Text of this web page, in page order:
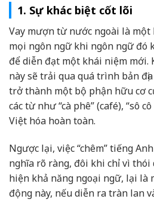
1. Sự khác biệt cốt lõi
Vay mượn từ nước ngoài là
mọi ngôn ngữ khi ngôn ngữ đó
để diễn đạt một khái niệm mới.
này sẽ trải qua quá trình bản
trở thành một bộ phận hữu cơ
các từ như “cà phê” (café), “sô
Việt hóa hoàn toàn.
Ngược lại, việc “chêm” tiếng
nghĩa rõ ràng, đôi khi chỉ vì thói
hiện khả năng ngoại ngữ, lại là
động này, nếu diễn ra tràn lan